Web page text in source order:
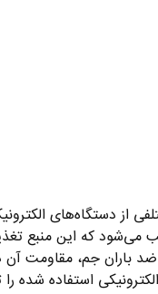
جم میتوان در انواع
می‌شود که این منبع
برابر آب و رطوبت: یکی از
استفاده شده